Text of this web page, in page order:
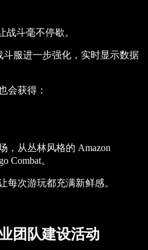
战斗毫不停歇。
服进一步强化，实时显示数据
会获得：
，从丛林风格的 Amazon
Combat。
每次游玩都充满新鲜感。
团队建设活动